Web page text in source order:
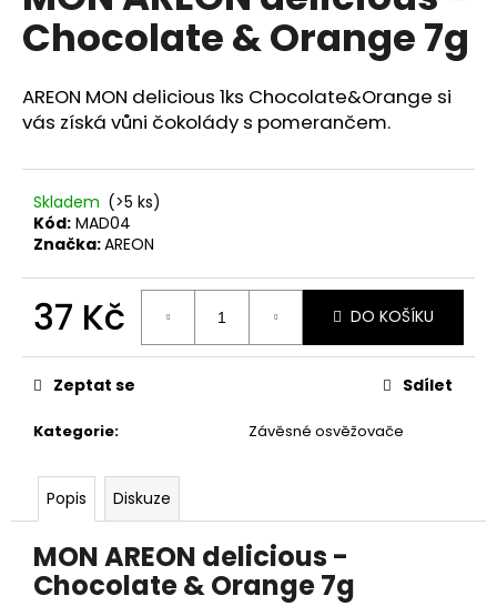
0,0
z
hvězdiček.
Chocolate & Orange 7g
AREON MON delicious 1ks Chocolate&Orange si
vás získá vůni čokolády s pomerančem.
Skladem (>5 ks)
Kód: MAD04
Značka:AREON
37 Kč
cena:
DO KOŠÍKU
Kategorie: Závěsné osvěžovače
Zeptat se Sdílet
Popis Diskuze
MON AREON delicious -
Chocolate & Orange 7g
a
j
í
t
D
o
o
u
e
m